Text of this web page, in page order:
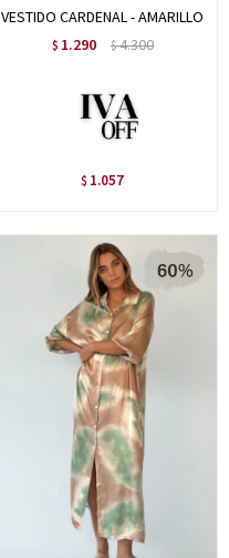
VESTIDO CARDENAL - AMARILLO
$ 1.290 $4.300
$ 1.057